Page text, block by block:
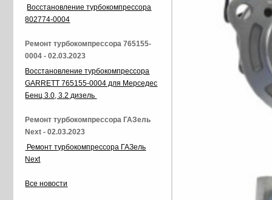
Восстановление турбокомпрессора
802774-0004
Ремонт турбокомпрессора 765155-
0004 - 02.03.2023
Восстановление турбокомпрессора
GARRETT 765155-0004 для Мерседес
Бенц 3.0, 3.2 дизель
Ремонт турбокомпрессора ГАЗель
Next - 02.03.2023
Ремонт турбокомпрессора ГАЗель
Next
Все новости